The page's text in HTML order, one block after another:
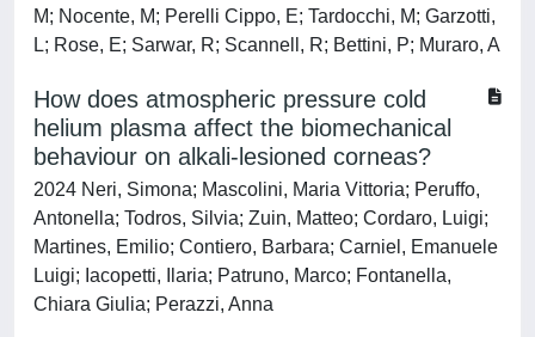
M; Nocente, M; Perelli Cippo, E; Tardocchi, M; Garzotti,
L; Rose, E; Sarwar, R; Scannell, R; Bettini, P; Muraro, A
How does atmospheric pressure cold
helium plasma affect the biomechanical
behaviour on alkali-lesioned corneas?
2024 Neri, Simona; Mascolini, Maria Vittoria; Peruffo,
Antonella; Todros, Silvia; Zuin, Matteo; Cordaro, Luigi;
Martines, Emilio; Contiero, Barbara; Carniel, Emanuele
Luigi; Iacopetti, Ilaria; Patruno, Marco; Fontanella,
Chiara Giulia; Perazzi, Anna